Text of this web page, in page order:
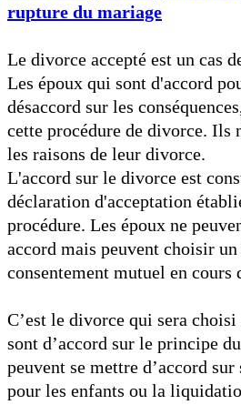
rupture du mariage
Le divorce accepté est un cas
Les époux qui sont d'accord
désaccord sur les
cette procédure de divorce. Ils
les raisons de leur divorce.
L'accord sur le divorce est
déclaration d'acceptation
procédure. Les époux ne
accord mais peuvent choisir
consentement mutuel en cours
C’est le divorce qui sera
sont d’accord sur le principe
peuvent se mettre d’accord sur
pour les enfants ou la